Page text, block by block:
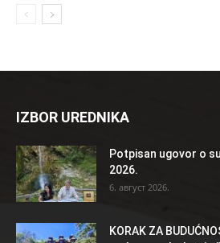
IZBOR UREDNIKA
Potpisan ugovor o
2026.
6. август 2026.
KORAK ZA